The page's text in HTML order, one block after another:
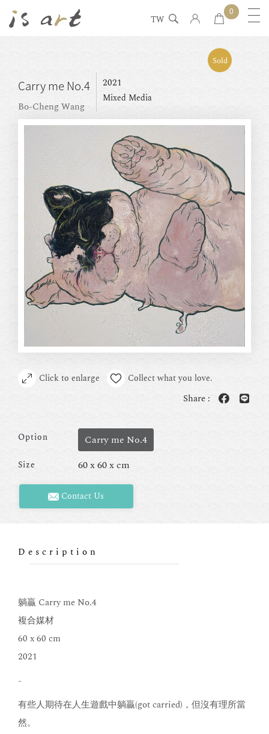
TW
0
Carry me No.4
Bo-Cheng Wang
2021
Mixed Media
Sold
Click to enlarge Collect what you love.
Share :
Option Carry me No.4
Size 60 x 60 x cm
Contact Us
Description
躺贏 Carry me No.4
複合媒材
60 x 60 cm
2021
-
有些人期待在人生遊戲中躺贏(got carried)，但沒有理所當
然。